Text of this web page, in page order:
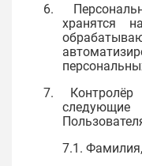
6.
хранятся
7. Контролёр
7.1.